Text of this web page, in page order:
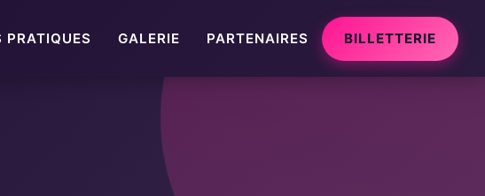
PRATIQUES GALERIE PARTENAIRES BILLETTERIE